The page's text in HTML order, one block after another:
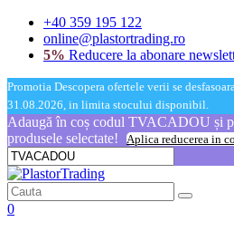
+40 359 195 122
online@plastortrading.ro
5% Reducere la abonare
Promotia Descopera ofertele verii se
31.08.2026, in limita stocului disponibil.
Adaugă în coș codul TVACADOU și
produsele selectate!
Aplica reducerea in
0